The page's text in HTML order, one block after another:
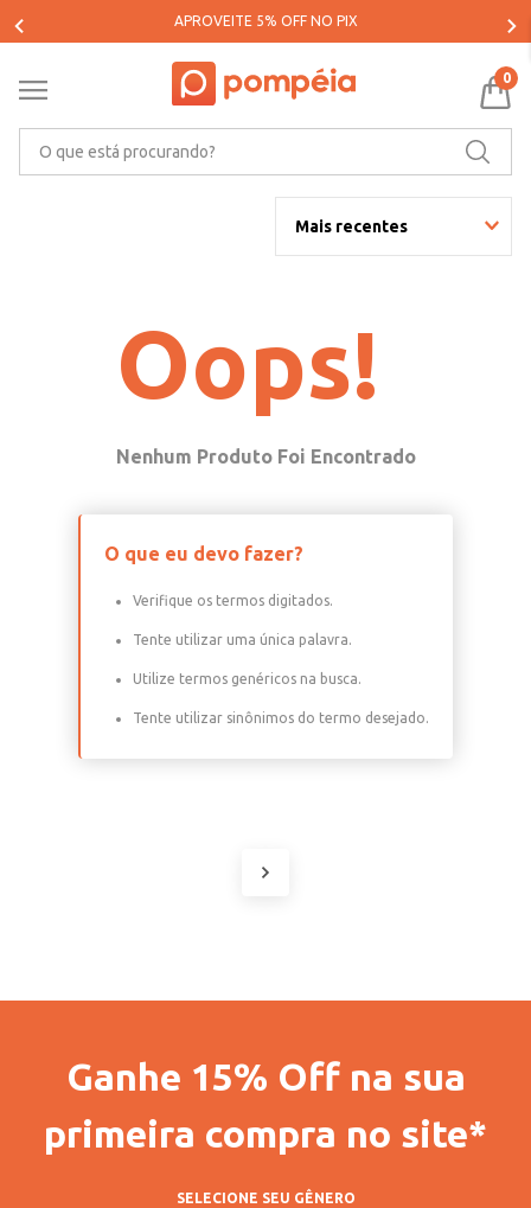
APROVEITE 5% OFF NO PIX
0
Mais recentes
Oops!
O que eu devo fazer?
Verifique os termos digitados.
Tente utilizar uma única palavra.
Utilize termos genéricos na busca.
Tente utilizar sinônimos do termo desejado.
Ganhe 15% Off na sua
primeira compra no site*
SELECIONE SEU GÊNERO